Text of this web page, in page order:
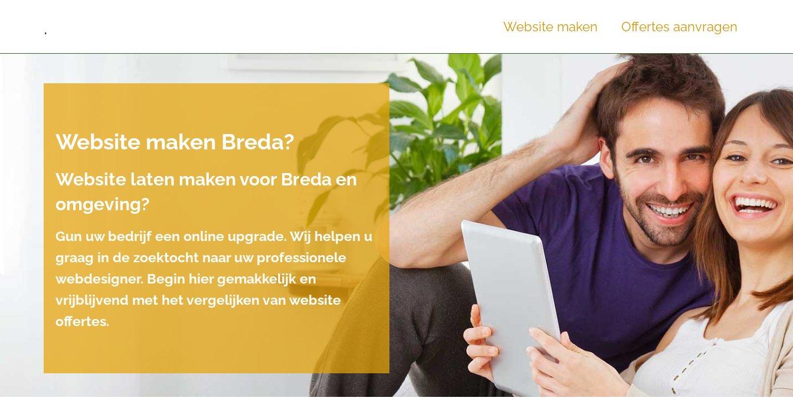
. Website maken Offertes aanvragen
Website maken Breda?
Website laten maken voor Breda en
omgeving?
Gun uw bedrijf een online upgrade. Wij helpen u
graag in de zoektocht naar uw professionele
webdesigner. Begin hier gemakkelijk en
vrijblijvend met het vergelijken van website
offertes.